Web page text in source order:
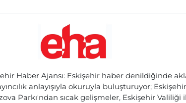
Haber Ajansı: Eskişehir haber denildiğinde
anlayışıyla okuruyla buluşturuyor;
Parkı'ndan sıcak gelişmeler, Eskişehir